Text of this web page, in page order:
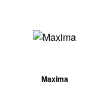
Maxima